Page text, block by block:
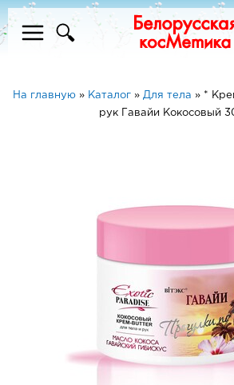
На главную» Каталог» Для тела » *
рук Гавайи Кокосовый